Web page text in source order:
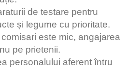
de testare pentru
și legume cu prioritate.
este mic, angajarea
pe prietenii.
personalului aferent întru